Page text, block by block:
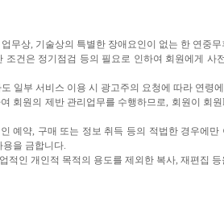
무상, 기술상의 특별한 장애요인이 없는 한 연중
조건은 정기점검 등의 필요로 인하여 회원에게
일부 서비스 이용 시 광고주의 요청에 따라 연령
회원의 제반 관리업무를 수행하므로, 회원이 회
예약, 구매 또는 정보 취득 등의 적법한 경우에
을 금합니다.
적인 개인적 목적의 용도를 제외한 복사, 재편집